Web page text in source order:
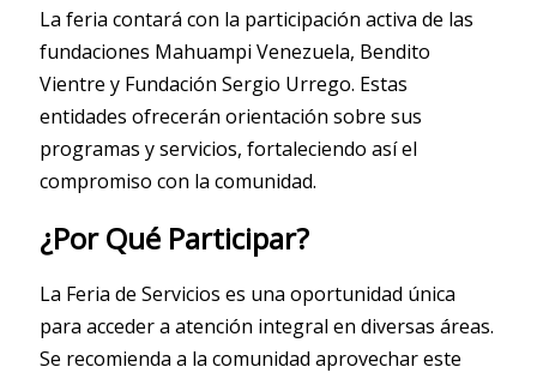
La feria contará con la participación activa de las
fundaciones Mahuampi Venezuela, Bendito
Vientre y Fundación Sergio Urrego. Estas
entidades ofrecerán orientación sobre sus
programas y servicios, fortaleciendo así el
compromiso con la comunidad.
¿Por Qué Participar?
La Feria de Servicios es una oportunidad única
para acceder a atención integral en diversas áreas.
Se recomienda a la comunidad aprovechar este